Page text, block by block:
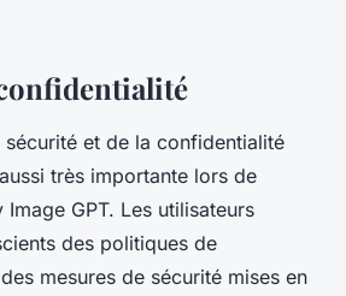
sécurité et de la confidentialité
très importante lors de
GPT. Les utilisateurs
des politiques de
mesures de sécurité mises en